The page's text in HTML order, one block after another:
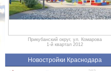
Прикубанский округ, ул. Комарова
1-й квартал 2012
Новостройки Краснодара